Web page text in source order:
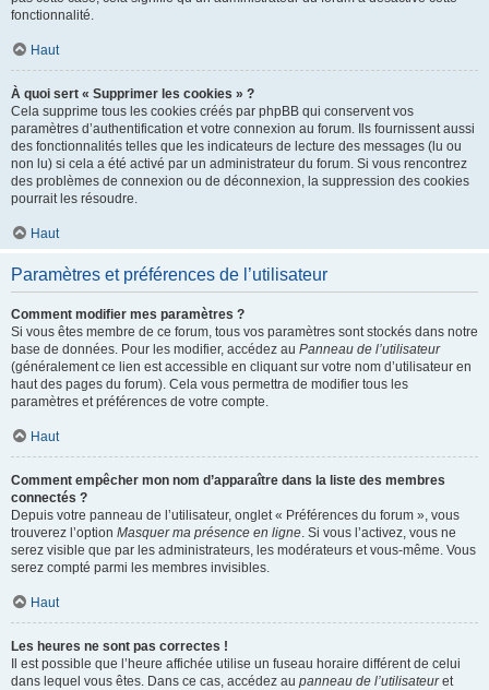
fonctionnalité.
Haut
À quoi sert « Supprimer les cookies » ?
Cela supprime tous les cookies créés par phpBB qui conservent vos
paramètres d’authentification et votre connexion au forum. Ils fournissent aussi
des fonctionnalités telles que les indicateurs de lecture des messages (lu ou
non lu) si cela a été activé par un administrateur du forum. Si vous rencontrez
des problèmes de connexion ou de déconnexion, la suppression des cookies
pourrait les résoudre.
Haut
Paramètres et préférences de l’utilisateur
Comment modifier mes paramètres ?
Si vous êtes membre de ce forum, tous vos paramètres sont stockés dans notre
base de données. Pour les modifier, accédez au Panneau de l’utilisateur
(généralement ce lien est accessible en cliquant sur votre nom d’utilisateur en
haut des pages du forum). Cela vous permettra de modifier tous les
paramètres et préférences de votre compte.
Haut
Comment empêcher mon nom d’apparaître dans la liste des membres
connectés ?
Depuis votre panneau de l’utilisateur, onglet « Préférences du forum », vous
trouverez l’option Masquer ma présence en ligne. Si vous l’activez, vous ne
serez visible que par les administrateurs, les modérateurs et vous-même. Vous
serez compté parmi les membres invisibles.
Haut
Les heures ne sont pas correctes !
Il est possible que l’heure affichée utilise un fuseau horaire différent de celui
dans lequel vous êtes. Dans ce cas, accédez au panneau de l’utilisateuret